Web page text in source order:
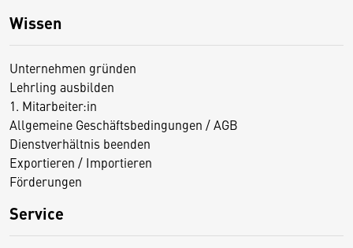
Wissen
Unternehmen gründen
Lehrling ausbilden
1. Mitarbeiter:in
Allgemeine Geschäftsbedingungen / AGB
Dienstverhältnis beenden
Exportieren / Importieren
Förderungen
Service